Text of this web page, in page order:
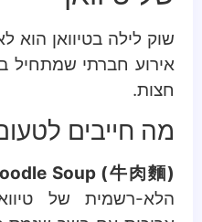
שוק לילה בטיוואן הוא
אירוע חברתי שמתחיל
חצות.
מה חייבים
Soup (牛肉麵):
הלא-רשמית של